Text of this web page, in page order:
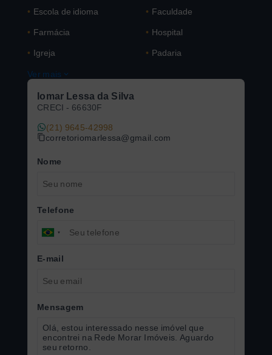
• Escola de idioma • Faculdade
• Farmácia • Hospital
• Igreja • Padaria
Ver mais
Iomar Lessa da Silva
CRECI - 66630F
(21) 9645-42998
corretoriomarlessa@gmail.com
Nome
Telefone
E-mail
Mensagem